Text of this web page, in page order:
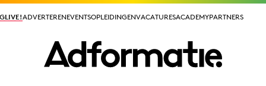
ADVERTERENEVENTSOPLEIDINGENVACATURESACADEMYPARTNERS
ADVERTERENEVENTSOPLEIDINGENVACATURESACADEMYPARTNERS